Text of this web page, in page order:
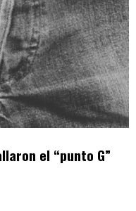
el “punto G”